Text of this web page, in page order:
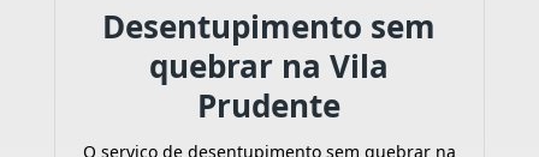
Desentupimento sem
quebrar na Vila
Prudente
O serviço de desentupimento sem quebrar na